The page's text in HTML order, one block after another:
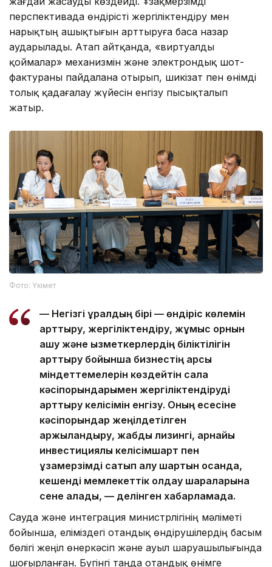
перспективада өндірісті жергіліктендіру мен
нарықтың ашықтығын арттыруға баса назар
аударылады. Атап айтқанда, «виртуалды
қоймалар» механизмін және электрондық шот-
фактураны пайдалана отырып, шикізат пен өнімді
толық қадағалау жүйесін енгізу пысықталып
жатыр.
Фото: Үкімет
— Негізгі құралдың бірі — өндіріс көлемін
арттыру, жергіліктендіру, жұмыс орнын
ашу және қызметкерлердің біліктілігін
арттыру бойынша бизнестің қарсы
міндеттемелерін көздейтін сала
кәсіпорындарымен жергіліктендіруді
арттыру келісімін енгізу. Оның есесіне
кәсіпорындар жеңілдетілген
қаржыландыру, жабдық лизингі, арнайы
инвестициялық келісімшарт пен
ұзақмерзімді сатып алу шартын қосқанда,
кешенді мемлекеттік қолдау шараларына
сене алады, — делінген хабарламада.
Сауда және интеграция министрлігінің мәліметі
бойынша, еліміздегі отандық өндірушілердің басым
бөлігі жеңіл өнеркәсіп және ауыл шаруашылығында
шоғырланған. Бүгінгі таңда отандық өнімге